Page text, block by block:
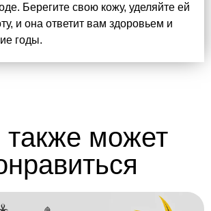
Берегите свою кожу, уделяйте ей
и она ответит вам здоровьем и
годы.
может